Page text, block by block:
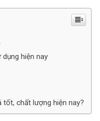
hiện nay
tốt, chất lượng hiện nay?